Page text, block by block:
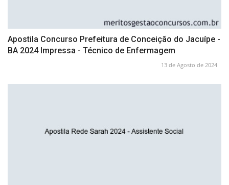
Apostila Concurso Prefeitura de Conceição do Jacuípe -
BA 2024 Impressa - Técnico de Enfermagem
13 de Agosto de 2024